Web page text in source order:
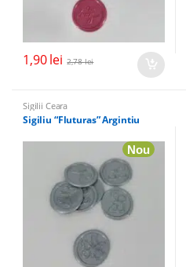
1,90lei 2,78lei
Sigilii Ceara
Sigiliu “Fluturas” Argintiu
Nou